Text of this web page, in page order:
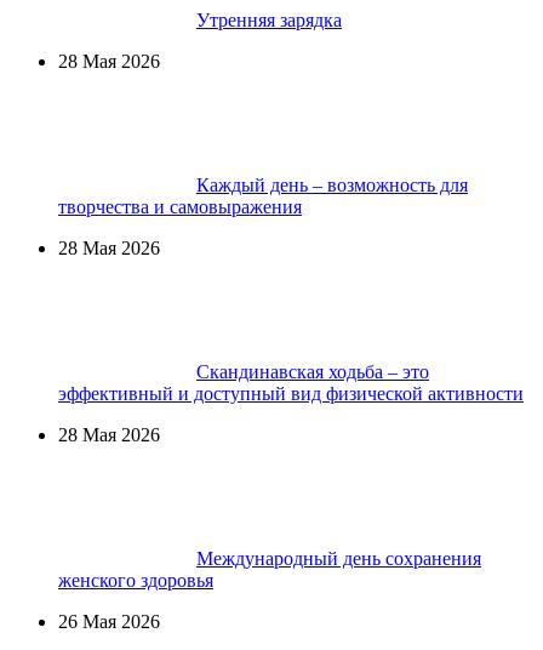
Утренняя зарядка
28 Мая 2026
Каждый день – возможность для
творчества и самовыражения
28 Мая 2026
Скандинавская ходьба – это
эффективный и доступный вид физической активности
28 Мая 2026
Международный день сохранения
женского здоровья
26 Мая 2026